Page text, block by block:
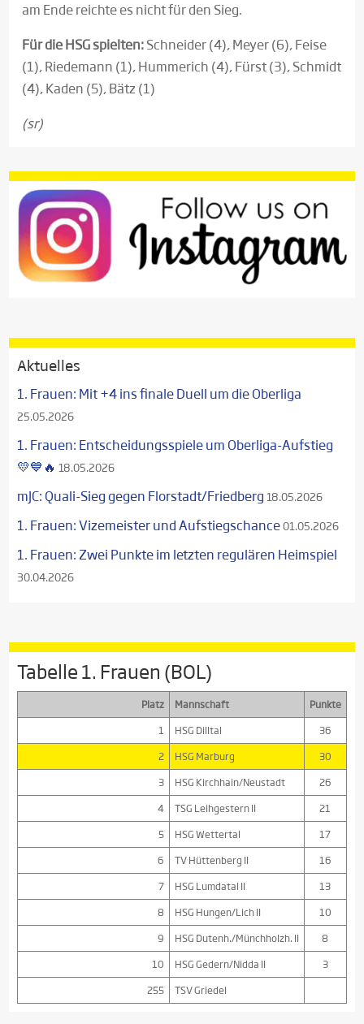
am Ende reichte es nicht für den Sieg.
Für die HSG spielten:Schneider (4), Meyer (6), Feise
(1), Riedemann (1), Hummerich (4), Fürst (3), Schmidt
(4), Kaden (5), Bätz (1)
(sr)
Aktuelles
1. Frauen: Mit +4 ins finale Duell um die Oberliga
25.05.2026
1. Frauen: Entscheidungsspiele um Oberliga-Aufstieg
💛💙🔥 18.05.2026
mJC: Quali-Sieg gegen Florstadt/Friedberg 18.05.2026
1. Frauen: Vizemeister und Aufstiegschance01.05.2026
1. Frauen: Zwei Punkte im letzten regulären Heimspiel
30.04.2026
Tabelle 1. Frauen (BOL)
Platz Mannschaft
Punkte
1
HSG Dilltal
36
2
HSG Marburg
30
3
HSG Kirchhain/Neustadt
26
4
TSG Leihgestern II
21
5
HSG Wettertal
17
6
TV Hüttenberg II
16
7
HSG Lumdatal II
13
8
HSG Hungen/Lich II
10
9
HSG Dutenh./Münchholzh. II
8
10
HSG Gedern/Nidda II
3
255
TSV Griedel